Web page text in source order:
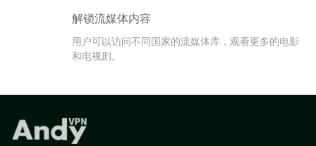
解锁流媒体内容
用户可以访问不同国家的流媒体库，观看更多的电影
和电视剧。